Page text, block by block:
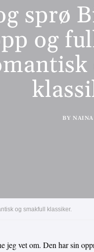
sprø
og
BY NAINA
og smakfull klassiker.
jeg vet om. Den har sin